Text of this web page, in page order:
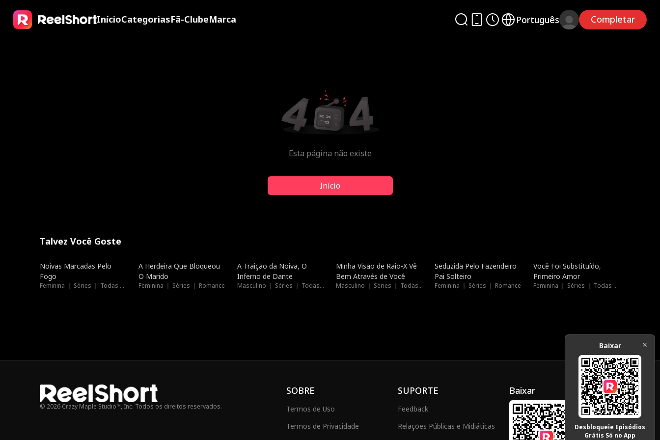
InícioCategoriasFã-ClubeMarca Português Completar
Esta página não existe
Início
Talvez Você Goste
Dublado
Noivas Marcadas Pelo
Fogo
Feminina ｜ Séries ｜ Todas as Idades
Tendências
A Herdeira Que Bloqueou
O Marido
Feminina ｜ Séries ｜ Romance
Dublado
A Traição da Noiva, O
Inferno de Dante
Masculino ｜ Séries ｜ Todas as Idades
Dublado
Minha Visão de Raio-X Vê
Bem Através de Você
Masculino ｜ Séries ｜ Todas as Idades
Novo
Seduzida Pelo Fazendeiro
Pai Solteiro
Feminina ｜ Séries ｜ Romance
Novo
Você Foi Substituído,
Primeiro Amor
Feminina ｜ Séries ｜ Todas as Idades
© 2026 Crazy Maple Studio™, Inc. Todos os direitos reservados.
SOBRE
Termos de Uso
Termos de Privacidade
SUPORTE
Feedback
Relações Públicas e Midiáticas
Baixar
Baixar
Desbloqueie Episódios
Grátis Só no App